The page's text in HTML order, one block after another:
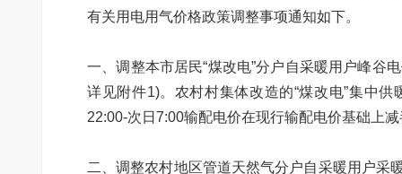
有关用电用气价格政策调整事项通知如下。
一、调整本市居民“煤改电”分户自采暖用户峰谷
详见附件1)。农村村集体改造的“煤改电”集中
22:00-次日7:00输配电价在现行输配电价基础上
二、调整农村地区管道天然气分户自采暖用户采